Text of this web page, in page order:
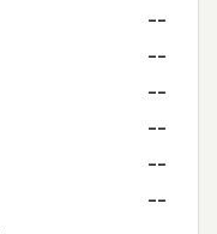
--
--
--
--
--
--